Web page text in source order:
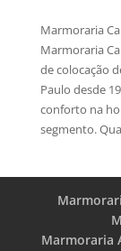
Marmoraria
Marmoraria
de colocação
Paulo desde
conforto na
segmento.
Marmoraria